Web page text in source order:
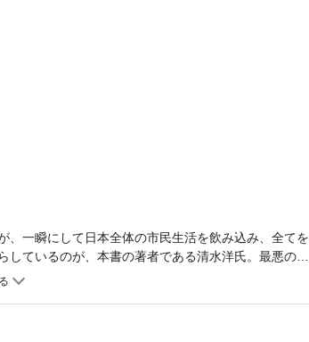
一瞬にして日本全体の市民生活を飲み込み、全てを
ているのが、本書の著者である清水洋氏。最悪のシ
「格付けの低下は国債への信用が低下したことを意
治体で１０００兆円と言われる借金の金利が５％に